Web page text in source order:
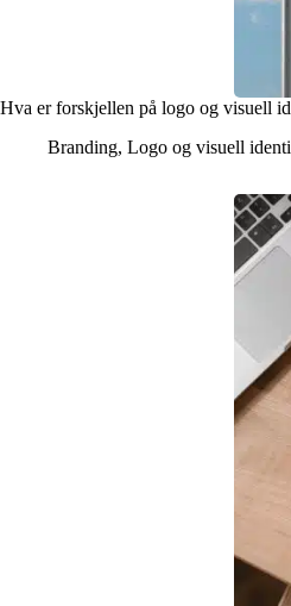
Hva er forskjellen på logo og visuell
Branding, Logo og visuell